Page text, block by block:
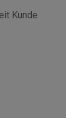
Kunde